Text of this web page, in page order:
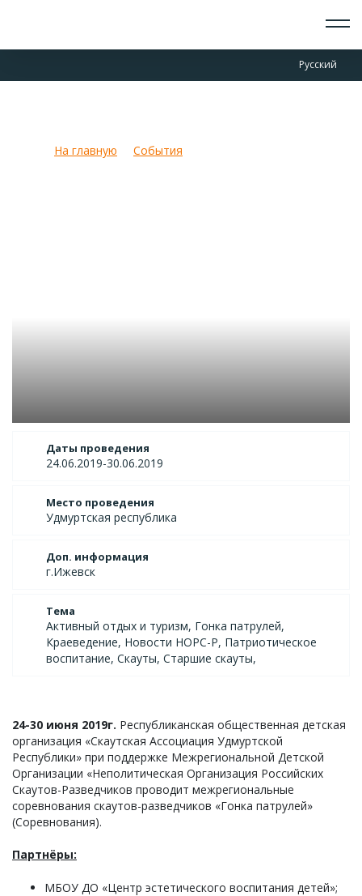
Русский
ДОКУМЕНТЫ
На главную События
Даты проведения
24.06.2019-30.06.2019
Место проведения
Удмуртская республика
Доп. информация
г.Ижевск
Тема
Активный отдых и туризм, Гонка патрулей,
Краеведение, Новости НОРС-Р, Патриотическое
воспитание, Скауты, Старшие скауты,
24-30 июня 2019г. Республиканская общественная детская
организация «Скаутская Ассоциация Удмуртской
Республики» при поддержке Межрегиональной Детской
Организации «Неполитическая Организация Российских
Скаутов-Разведчиков проводит межрегиональные
соревнования скаутов-разведчиков «Гонка патрулей»
(Соревнования).
Партнёры:
МБОУ ДО «Центр эстетического воспитания детей»;